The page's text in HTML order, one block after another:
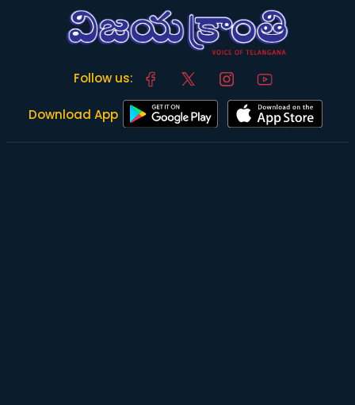
Follow us:
Download App